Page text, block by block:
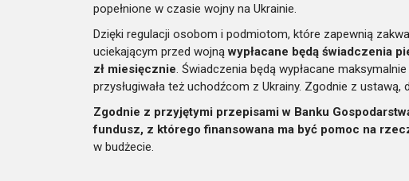
popełnione w czasie wojny na Ukrainie.
Dzięki regulacji osobom i podmiotom, które zapewnią
uciekającym przed wojnąwypłacane będą świadczenia
zł miesięcznie. Świadczenia będą wypłacane
przysługiwała też uchodźcom z Ukrainy. Zgodnie z
Zgodnie z przyjętymi przepisami w Banku
fundusz, z którego finansowana ma być pomoc na
w budżecie.